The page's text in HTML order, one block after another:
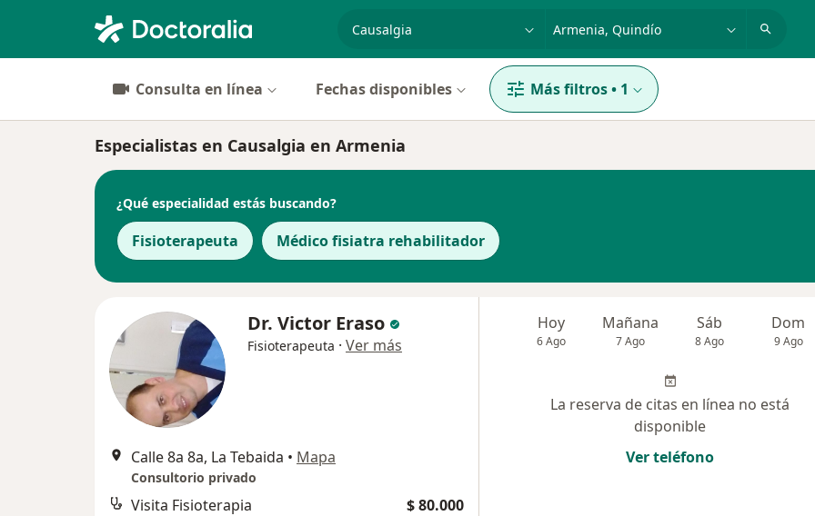
Consulta en línea Fechas disponibles Más filtros• 1
Especialistas en Causalgia en Armenia
¿Qué especialidad estás buscando?
Fisioterapeuta Médico fisiatra rehabilitador
Dr. Victor Eraso
Fisioterapeuta · Ver más
Calle 8a 8a, La Tebaida • Mapa
Consultorio privado
Visita Fisioterapia $ 80.000
Hoy
6 Ago
Mañana
7 Ago
Sáb
8 Ago
Dom
9 Ago
La reserva de citas en línea no está
disponible
Ver teléfono